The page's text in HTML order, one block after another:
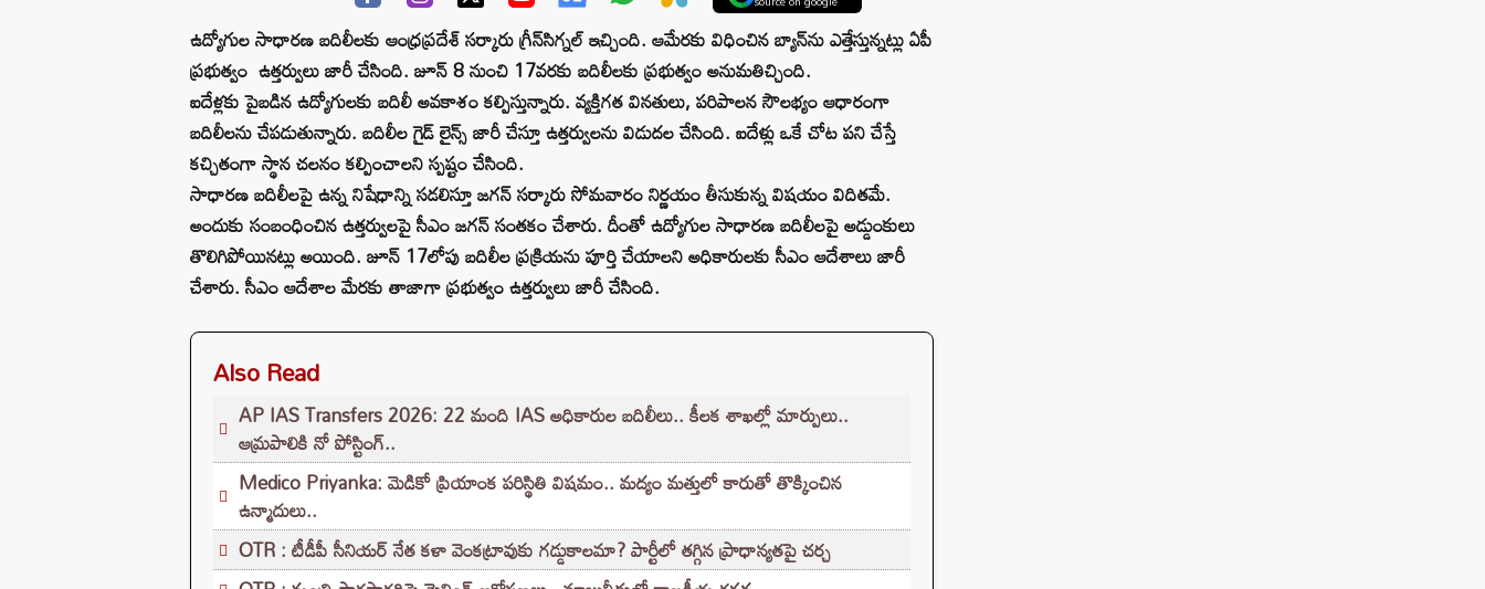
ఉద్యోగుల సాధారణ బదిలీలకు ఆంధ్రప్రదేశ్‌ సర్కారు గ్రీన్‌సిగ్నల్‌ ఇచ్చింది. ఆమేరకు విధించిన బ్యాన్‌ను ఎత్తేస్తున్నట్లు ఏపీ
ప్రభుత్వం ఉత్తర్వులు జారీ చేసింది. జూన్‌ 8 నుంచి 17వరకు బదిలీలకు ప్రభుత్వం అనుమతిచ్చింది.
ఐదేళ్లకు పైబడిన ఉద్యోగులకు బదిలీ అవకాశం కల్పిస్తున్నారు. వ్యక్తిగత వినతులు, పరిపాలన సౌలభ్యం ఆధారంగా
బదిలీలను చేపడుతున్నారు. బదిలీల గైడ్ లైన్స్ జారీ చేస్తూ ఉత్తర్వులను విడుదల చేసింది. ఐదేళ్లు ఒకే చోట పని చేస్తే
కచ్చితంగా స్థాన చలనం కల్పించాలని స్పష్టం చేసింది.
సాధారణ బదిలీలపై ఉన్న నిషేధాన్ని సడలిస్తూ జగన్ సర్కారు సోమవారం నిర్ణయం తీసుకున్న విషయం విదితమే.
అందుకు సంబంధించిన ఉత్తర్వులపై సీఎం జగన్ సంతకం చేశారు. దీంతో ఉద్యోగుల సాధారణ బదిలీలపై అడ్డుంకులు
తొలిగిపోయినట్లు అయింది. జూన్ 17లోపు బదిలీల ప్రక్రియను పూర్తి చేయాలని అధికారులకు సీఎం ఆదేశాలు జారీ
చేశారు. సీఎం ఆదేశాల మేరకు తాజాగా ప్రభుత్వం ఉత్తర్వులు జారీ చేసింది.
Also Read
AP IAS Transfers 2026: 22 మంది IAS అధికారుల బదిలీలు.. కీలక శాఖల్లో మార్పులు..
ఆమ్రపాలికి నో పోస్టింగ్..
Medico Priyanka: మెడికో ప్రియాంక పరిస్థితి విషమం.. మద్యం మత్తులో కారుతో తొక్కించిన
ఉన్మాదులు..
OTR : టీడీపీ సీనియర్ నేత కళా వెంకట్రావుకు గడ్డుకాలమా? పార్టీలో తగ్గిన ప్రాధాన్యతపై చర్చ